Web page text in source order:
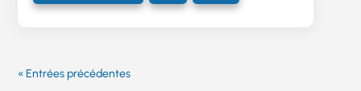
« Entrées précédentes